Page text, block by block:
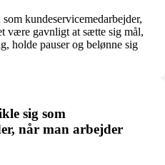
kundeservicemedarbejder,
være gavnligt at sætte sig mål,
holde pauser og belønne sig
sig som
når man arbejder